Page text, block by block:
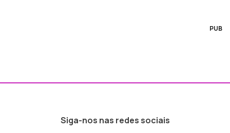
PUB
Siga-nos nas redes sociais